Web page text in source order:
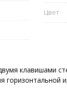
Цвет
клавишами
горизонтальной
элементов;